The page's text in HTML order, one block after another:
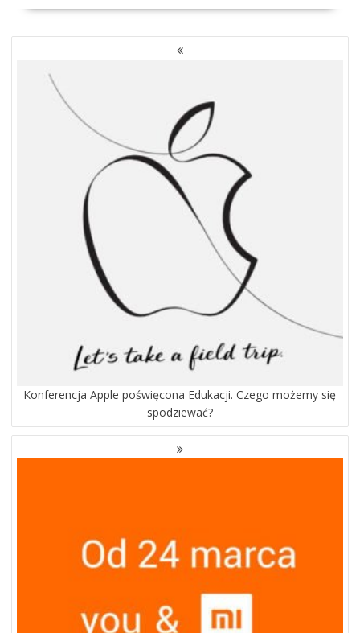
NAWIGACJA
WPISACH
Konferencja Apple poświęcona Edukacji. Czego możemy się
spodziewać?